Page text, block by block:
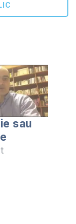
sau